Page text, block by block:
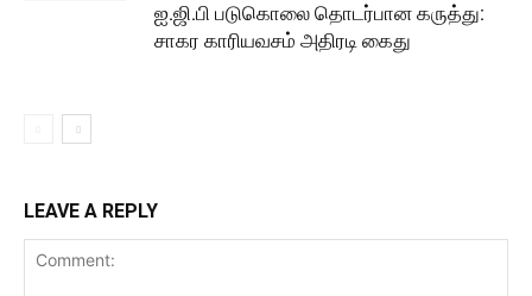
ஐ.ஜி.பி படுகொலை தொடர்பான கருத்து:
சாகர காரியவசம் அதிரடி கைது
LEAVE A REPLY